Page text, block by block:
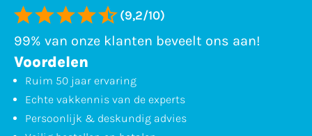
(9,2/10)
99% van onze klanten beveelt ons aan!
Voordelen
Ruim 50 jaar ervaring
Echte vakkennis van de experts
Persoonlijk & deskundig advies